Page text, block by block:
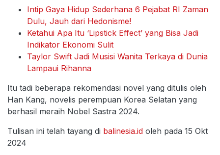
Intip Gaya Hidup Sederhana 6 Pejabat RI Zaman
Dulu, Jauh dari Hedonisme!
Ketahui Apa Itu ‘Lipstick Effect’ yang Bisa Jadi
Indikator Ekonomi Sulit
Taylor Swift Jadi Musisi Wanita Terkaya di Dunia
Lampaui Rihanna
Itu tadi beberapa rekomendasi novel yang ditulis oleh
Han Kang, novelis perempuan Korea Selatan yang
berhasil meraih Nobel Sastra 2024.
Tulisan ini telah tayang di balinesia.id oleh pada 15 Okt
2024